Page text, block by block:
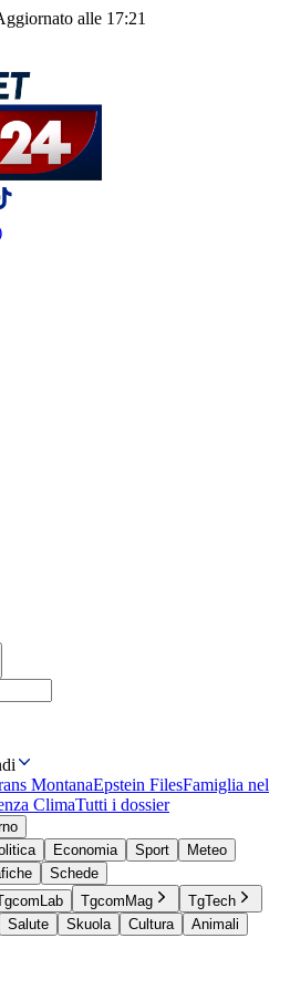
alle 17:21
MontanaEpstein FilesFamiglia nel
ClimaTutti i dossier
Economia Sport
Meteo
Schede
TgcomMag
TgTech
Salute Skuola Cultura
Animali